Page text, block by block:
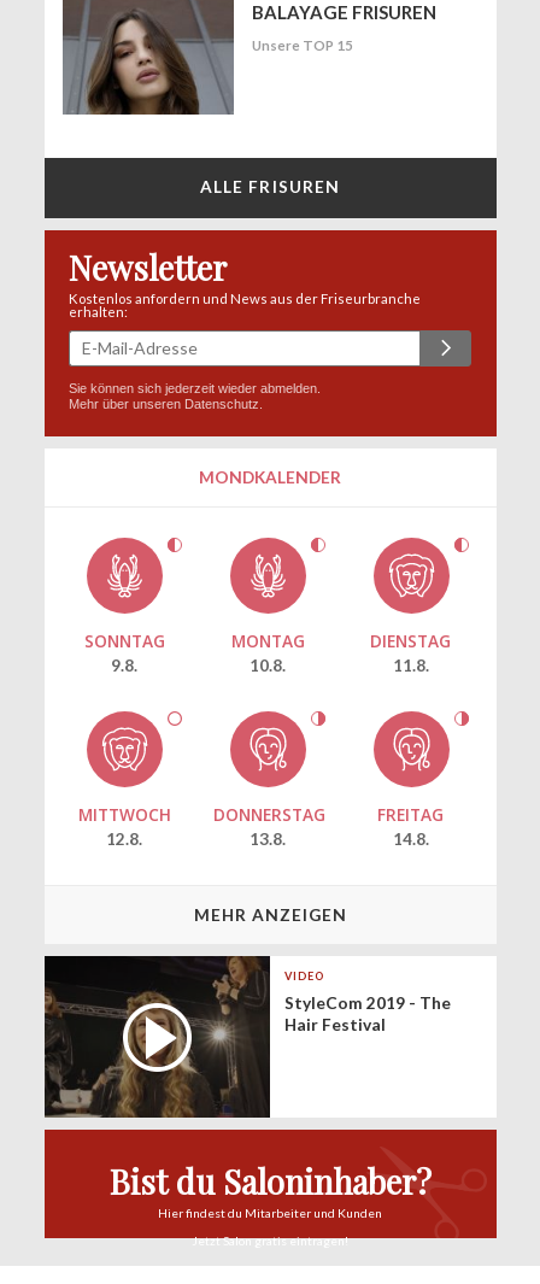
BALAYAGE FRISUREN
Unsere TOP 15
ALLE FRISUREN
Newsletter
Kostenlos anfordern und News aus der Friseurbranche
erhalten:
Sie können sich jederzeit wieder abmelden.
Mehr über unseren Datenschutz
MONDKALENDER
SONNTAG
9.8.
MONTAG
10.8.
DIENSTAG
11.8.
MITTWOCH
12.8.
DONNERSTAG
13.8.
FREITAG
14.8.
MEHR ANZEIGEN
VIDEO
StyleCom 2019 - The
Hair Festival
Bist du Saloninhaber?
Hier findest du Mitarbeiter und Kunden
Jetzt Salongratis eintragen!